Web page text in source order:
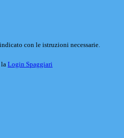
con le istruzioni necessarie.
la Login Spaggiari